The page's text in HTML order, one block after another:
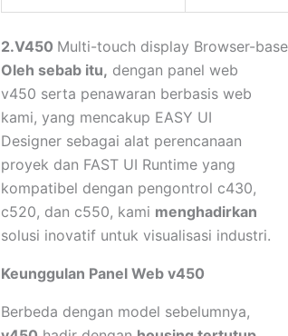
2.V450 Multi-touch display Browser-
Oleh sebab itu, dengan panel web
v450 serta penawaran berbasis web
kami, yang mencakup EASY UI
Designer sebagai alat perencanaan
proyek dan FAST UI Runtime yang
kompatibel dengan pengontrol c430,
c520, dan c550, kami menghadirkan
solusi inovatif untuk visualisasi industri.
Keunggulan Panel Web v450
Berbeda dengan model sebelumnya,